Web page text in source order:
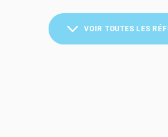
VOIR TOUTES LES